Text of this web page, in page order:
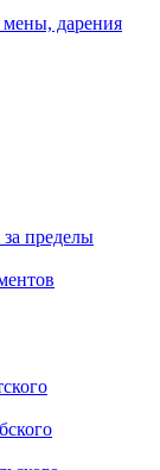
дарения
пределы